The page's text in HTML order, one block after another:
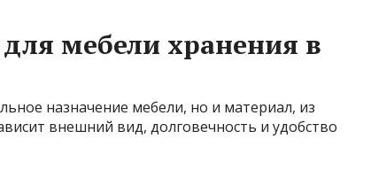
мебели хранения в
назначение мебели, но и материал, из
внешний вид, долговечность и удобство